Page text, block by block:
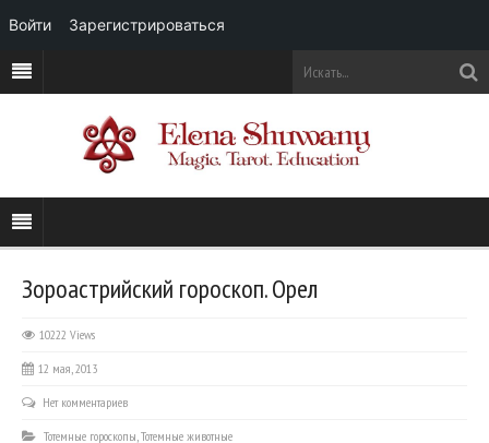
Зороастрийский гороскоп. Орел
10222 Views
12 мая, 2013
Нет комментариев
Тотемные гороскопы,Тотемные животные
Войти Зарегистрироваться